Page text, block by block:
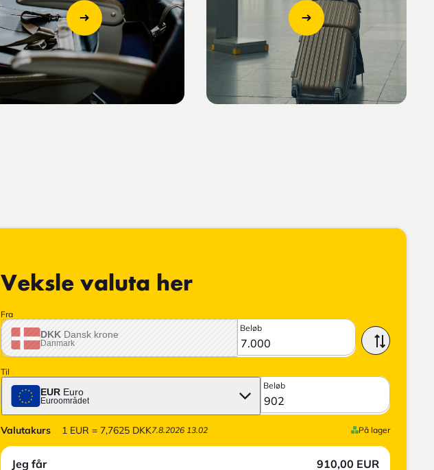
Veksle valuta her
Fra
DKK Dansk krone
Danmark
Beløb
Til
EUR Euro
Euroområdet
Beløb
Valutakurs 1 EUR = 7,7625 DKK7.8.2026 13.02 På lager
Jeg får 910,00 EUR